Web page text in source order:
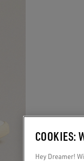
COOKIES:
Hey Dreamer!